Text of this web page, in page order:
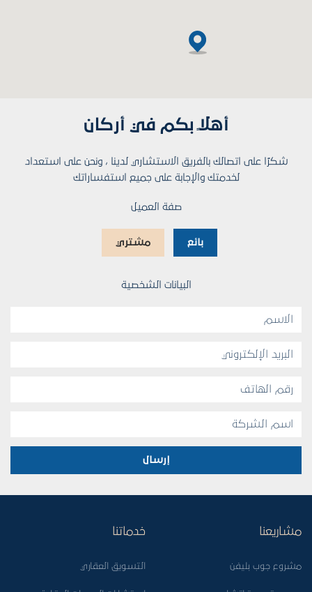
أهلاً بكم في أركان
شكرًا على اتصالك بالفريق الاستشاري لدينا ، ونحن على استعداد
لخدمتك والإجابة على جميع استفساراتك
صفة العميل
بائع مشتري
البيانات الشخصية
إرسال
مشاريعنا
مشروع جوب بليفن
خدماتنا
التسويق العقاري